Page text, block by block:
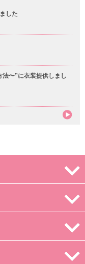
した
法〜”に衣装提供しまし